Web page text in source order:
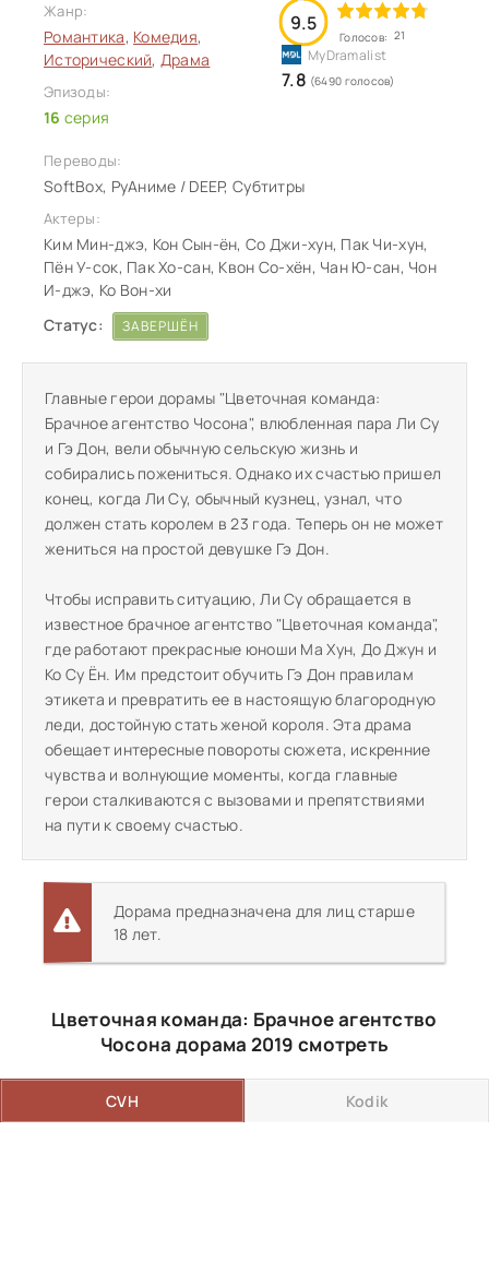
Жанр:
Романтика, Комедия,
Исторический, Драма
Эпизоды:
16 серия
9.5
Голосов: 21
7.8 (6490 голосов)
Переводы:
SoftBox, РуАниме / DEEP, Субтитры
Актеры:
Ким Мин-джэ, Кон Сын-ён, Со Джи-хун, Пак Чи-хун,
Пён У-сок, Пак Хо-сан, Квон Со-хён, Чан Ю-сан, Чон
И-джэ, Ко Вон-хи
Статус:
ЗАВЕРШЁН
Главные герои дорамы "Цветочная команда:
Брачное агентство Чосона", влюбленная пара Ли Су
и Гэ Дон, вели обычную сельскую жизнь и
собирались пожениться. Однако их счастью пришел
конец, когда Ли Су, обычный кузнец, узнал, что
должен стать королем в 23 года. Теперь он не может
жениться на простой девушке Гэ Дон.
Чтобы исправить ситуацию, Ли Су обращается в
известное брачное агентство "Цветочная команда",
где работают прекрасные юноши Ма Хун, До Джун и
Ко Су Ён. Им предстоит обучить Гэ Дон правилам
этикета и превратить ее в настоящую благородную
леди, достойную стать женой короля. Эта драма
обещает интересные повороты сюжета, искренние
чувства и волнующие моменты, когда главные
герои сталкиваются с вызовами и препятствиями
на пути к своему счастью.
Дорама предназначена для лиц старше
18 лет.
Цветочная команда: Брачное агентство
Чосона дорама 2019 смотреть
CVH Kodik